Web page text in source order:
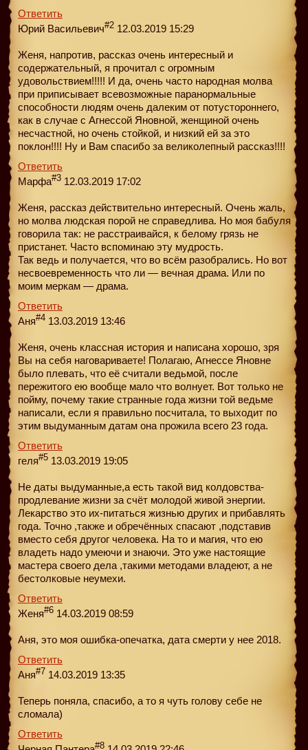
Ответить
Юрий Васильевич#2 12.03.2019 15:29
Женя, напротив, рассказ очень интересный и
содержательный, я прочитал с огромным
удовольствием!!!!! И да, очень часто народная молва
при приписывает всевозможные паранормальные
способности людям очень далеким от потустороннего,
как в случае с Агнессой Яновной, женщиной очень
несчастной, но очень стойкой, и низкий ей за это
поклон!!!! Ну и Вам спасибо за великолепный рассказ!!!!
Ответить
Марфа#3 12.03.2019 17:02
Женя, рассказ действительно интересный. Очень жаль,
но молва людская порой не справедлива. Но моя бабуля
говорила так: не расстраивайся, к белому грязь не
пристанет. Часто вспоминаю эту мудрость.
Так ведь и получается, что во всём разобрались. Но вот
несвоевременность что ли — вечная драма. Или по
моим меркам — драма.
Ответить
Аня#4 13.03.2019 13:46
Женя, очень классная история и написана хорошо, зря
Вы на себя наговариваете! Полагаю, Агнессе Яновне
было плевать, что её считали ведьмой, после
пережитого ею вообще мало что волнует. Вот только не
пойму, почему такие странные года жизни той ведьме
написали, если я правильно посчитала, то выходит по
этим выдуманным датам она прожила всего 23 года.
Ответить
геля#5 13.03.2019 19:05
Не даты выдуманные,а есть такой вид колдовства-
продлевание жизни за счёт молодой живой энергии.
Лекарство это их-питаться жизнью других и прибавлять
года. Точно ,также и обречённых спасают ,подставив
вместо себя другог человека. На то и магия, что ею
владеть надо умеючи и знаючи. Это уже настоящие
мастера своего дела ,такими методами владеют, а не
бестолковые неумехи.
Ответить
Женя#6 14.03.2019 08:59
Аня, это моя ошибка-опечатка, дата смерти у нее 2018.
Ответить
Аня#7 14.03.2019 13:35
Теперь поняла, спасибо, а то я чуть голову себе не
сломала)
Ответить
#8